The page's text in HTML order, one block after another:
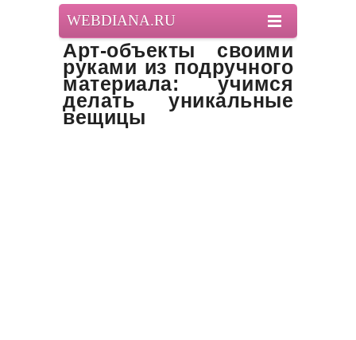
WEBDIANA.RU
Арт-объекты своими
руками из подручного
материала: учимся
делать уникальные
вещицы